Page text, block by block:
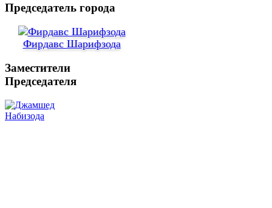
Председатель города
Фирдавс Шарифзода
Заместители
Председателя